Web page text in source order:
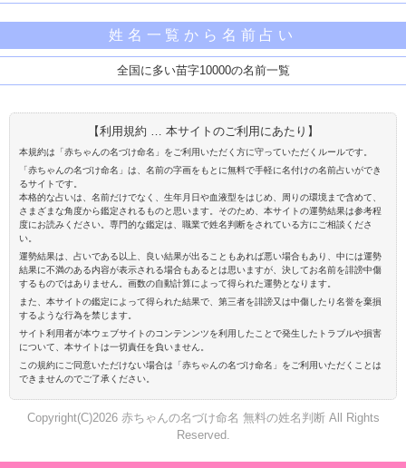
姓名一覧から名前占い
全国に多い苗字10000の名前一覧
【利用規約 … 本サイトのご利用にあたり】
本規約は「赤ちゃんの名づけ命名」をご利用いただく方に守っていただくルールです。
「赤ちゃんの名づけ命名」は、名前の字画をもとに無料で手軽に名付けの名前占いができ
るサイトです。
本格的な占いは、名前だけでなく、生年月日や血液型をはじめ、周りの環境まで含めて、
さまざまな角度から鑑定されるものと思います。そのため、本サイトの運勢結果は参考程
度にお読みください。専門的な鑑定は、職業で姓名判断をされている方にご相談くださ
い。
運勢結果は、占いである以上、良い結果が出ることもあれば悪い場合もあり、中には運勢
結果に不満のある内容が表示される場合もあるとは思いますが、決してお名前を誹謗中傷
するものではありません。画数の自動計算によって得られた運勢となります。
また、本サイトの鑑定によって得られた結果で、第三者を誹謗又は中傷したり名誉を棄損
するような行為を禁じます。
サイト利用者が本ウェブサイトのコンテンンツを利用したことで発生したトラブルや損害
について、本サイトは一切責任を負いません。
この規約にご同意いただけない場合は「赤ちゃんの名づけ命名」をご利用いただくことは
できませんのでご了承ください。
Copyright(C)2026 赤ちゃんの名づけ命名 無料の姓名判断 All Rights
Reserved.